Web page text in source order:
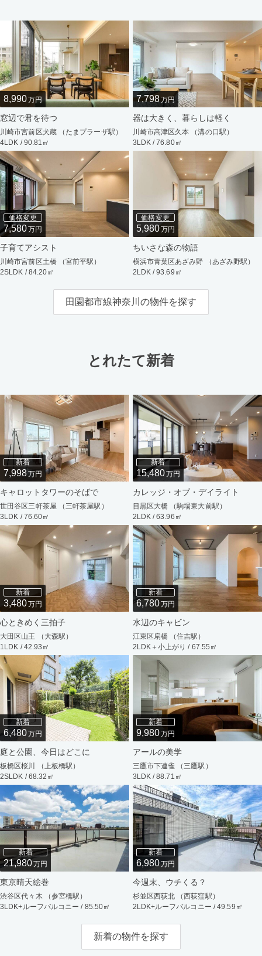
8,990万円
窓辺で君を待つ
川崎市宮前区犬蔵 （たまプラーザ駅）
4LDK / 90.81㎡
7,798万円
器は大きく、暮らしは軽く
川崎市高津区久本 （溝の口駅）
3LDK / 76.80㎡
価格変更
7,580万円
子育てアシスト
川崎市宮前区土橋 （宮前平駅）
2SLDK / 84.20㎡
価格変更
5,980万円
ちいさな森の物語
横浜市青葉区あざみ野 （あざみ野駅）
2LDK / 93.69㎡
田園都市線神奈川の物件を探す
とれたて新着
新着
7,998万円
キャロットタワーのそばで
世田谷区三軒茶屋 （三軒茶屋駅）
3LDK / 76.60㎡
新着
15,480万円
カレッジ・オブ・デイライト
目黒区大橋 （駒場東大前駅）
2LDK / 63.96㎡
新着
3,480万円
心ときめく三拍子
大田区山王 （大森駅）
1LDK / 42.93㎡
新着
6,780万円
水辺のキャビン
江東区扇橋 （住吉駅）
2LDK＋小上がり / 67.55㎡
新着
6,480万円
庭と公園、今日はどこに
板橋区桜川 （上板橋駅）
2SLDK / 68.32㎡
新着
9,980万円
アールの美学
三鷹市下連雀 （三鷹駅）
3LDK / 88.71㎡
新着
21,980万円
東京晴天絵巻
渋谷区代々木 （参宮橋駅）
3LDK+ルーフバルコニー / 85.50㎡
新着
6,980万円
今週末、ウチくる？
杉並区西荻北 （西荻窪駅）
2LDK+ルーフバルコニー / 49.59㎡
新着の物件を探す